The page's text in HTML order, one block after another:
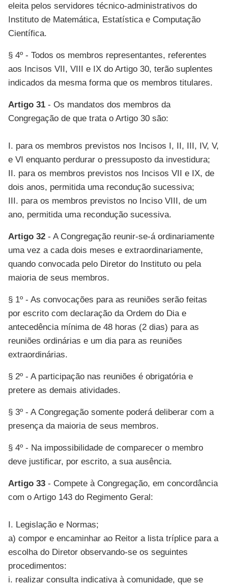
eleita pelos servidores técnico-administrativos do
Instituto de Matemática, Estatística e Computação
Científica.
§ 4º - Todos os membros representantes, referentes
aos Incisos VII, VIII e IX do Artigo 30, terão suplentes
indicados da mesma forma que os membros titulares.
Artigo 31 - Os mandatos dos membros da
Congregação de que trata o Artigo 30 são:
I. para os membros previstos nos Incisos I, II, III, IV, V,
e VI enquanto perdurar o pressuposto da investidura;
II. para os membros previstos nos Incisos VII e IX, de
dois anos, permitida uma recondução sucessiva;
III. para os membros previstos no Inciso VIII, de um
ano, permitida uma recondução sucessiva.
Artigo 32 - A Congregação reunir-se-á ordinariamente
uma vez a cada dois meses e extraordinariamente,
quando convocada pelo Diretor do Instituto ou pela
maioria de seus membros.
§ 1º - As convocações para as reuniões serão feitas
por escrito com declaração da Ordem do Dia e
antecedência mínima de 48 horas (2 dias) para as
reuniões ordinárias e um dia para as reuniões
extraordinárias.
§ 2º - A participação nas reuniões é obrigatória e
pretere as demais atividades.
§ 3º - A Congregação somente poderá deliberar com a
presença da maioria de seus membros.
§ 4º - Na impossibilidade de comparecer o membro
deve justificar, por escrito, a sua ausência.
Artigo 33 - Compete à Congregação, em concordância
com o Artigo 143 do Regimento Geral:
I. Legislação e Normas;
a) compor e encaminhar ao Reitor a lista tríplice para a
escolha do Diretor observando-se os seguintes
procedimentos:
i. realizar consulta indicativa à comunidade, que se